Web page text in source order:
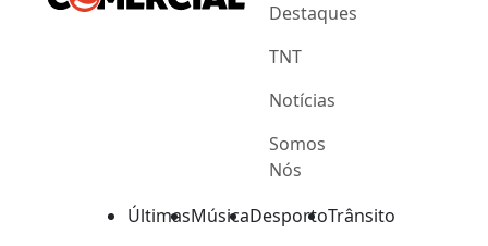
Destaques
TNT
Notícias
Somos
Nós
ÚltimasMúsicaDesportoTrânsito